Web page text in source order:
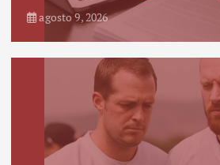
agosto 9, 2026